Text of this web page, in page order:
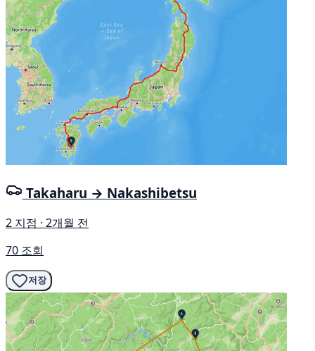
Takaharu → Nakashibetsu
2 지점 · 2개월 전
70 조회
저장